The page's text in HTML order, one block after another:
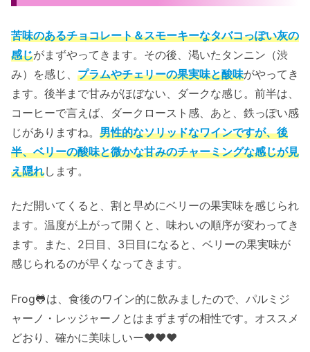
苦味のあるチョコレート＆スモーキーなタバコっぽい灰の
感じがまずやってきます。その後、渇いたタンニン（渋
み）を感じ、 プラムやチェリーの果実味と酸味がやってき
ます。後半まで甘みがほぼない、ダークな感じ。前半は、
コーヒーで言えば、ダークロースト感、あと、鉄っぽい感
じがありますね。 男性的なソリッドなワインですが、後
半、ベリーの酸味と微かな甘みのチャーミングな感じが見
え隠れします。
ただ開いてくると、割と早めにベリーの果実味を感じられ
ます。温度が上がって開くと、味わいの順序が変わってき
ます。また、2日目、3日目になると、ベリーの果実味が
感じられるのが早くなってきます。
Frog🐸は、食後のワイン的に飲みましたので、パルミジ
ャーノ・レッジャーノとはまずまずの相性です。 オススメ
どおり、確かに美味しいー❤️❤️❤️